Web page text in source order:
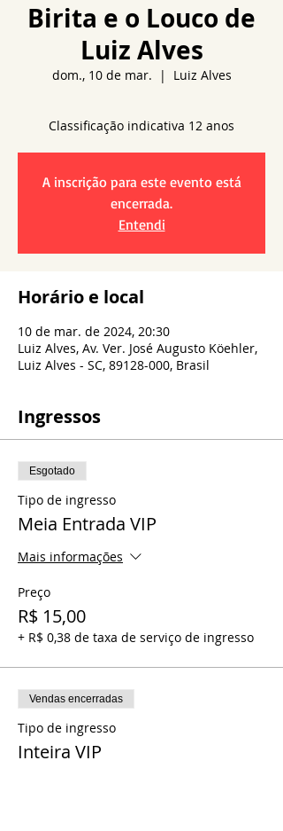
Birita e o Louco de
Luiz Alves
dom., 10 de mar.
  |
Luiz Alves
A inscrição para este evento está
encerrada.
Entendi
Horário e local
10 de mar. de 2024, 20:30
Luiz Alves, Av. Ver. José Augusto Köehler,
Luiz Alves - SC, 89128-000, Brasil
Ingressos
Esgotado
Tipo de ingresso
Meia Entrada VIP
Mais informações
Preço
R$ 15,00
+ R$ 0,38 de taxa de serviço de ingresso
Vendas encerradas
Tipo de ingresso
Inteira VIP